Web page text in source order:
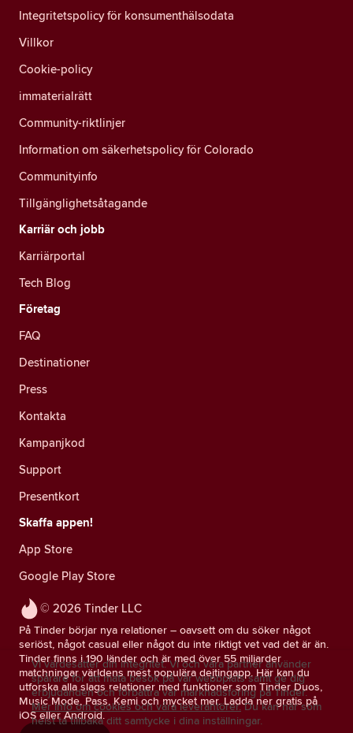
© 2026 Tinder LLC
På Tinder börjar nya relationer – oavsett om du söker något
seriöst, något casual eller något du inte riktigt vet vad det är än.
Tinder finns i 190 länder och är med över 55 miljarder
matchningar världens mest populära dejtingapp. Här kan du
utforska alla slags relationer med funktioner som Tinder Duos,
Music Mode, Pass, Kemi och mycket mer. Ladda ner gratis på
iOS eller Android.
Integritetspolicy för konsumenthälsodata
Villkor
Cookie-policy
immaterialrätt
Community-riktlinjer
Information om säkerhetspolicy för Colorado
Communityinfo
Tillgänglighetsåtagande
Karriär och jobb
Karriärportal
Tech Blog
Företag
FAQ
Destinationer
Press
Kontakta
Kampanjkod
Support
Presentkort
Skaffa appen!
App Store
Google Play Store
Vi värdesätter din integritet. Vi och våra partner använder
spårare för att mäta besök på vår webbplats samt ge dig
erbjudanden och förbättra vår marknadsföring på Tinder.
Mer info om cookies och våra leverantörer. Du kan när som
helst ta tillbaka ditt samtycke i dina inställningar.